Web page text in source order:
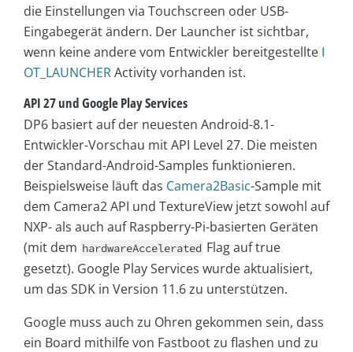
die Einstellungen via Touchscreen oder USB-
Eingabegerät ändern. Der Launcher ist sichtbar,
wenn keine andere vom Entwickler bereitgestellte I
OT_LAUNCHERActivity vorhanden ist.
API 27 und Google Play Services
DP6 basiert auf der neuesten Android-8.1-
Entwickler-Vorschau mit API Level 27. Die meisten
der Standard-Android-Samples funktionieren.
Beispielsweise läuft das Camera2Basic-Sample mit
dem Camera2 API und TextureView jetzt sowohl auf
NXP- als auch auf Raspberry-Pi-basierten Geräten
(mit dem hardwareAccelerated Flag auf true
gesetzt). Google Play Services wurde aktualisiert,
um das SDK in Version 11.6 zu unterstützen.
Google muss auch zu Ohren gekommen sein, dass
ein Board mithilfe von Fastboot zu flashen und zu